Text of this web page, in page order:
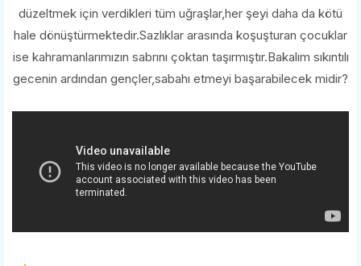
düzeltmek için verdikleri tüm uğraşlar,her şeyi daha da kötü
hale dönüştürmektedir.Sazlıklar arasında koşuşturan çocuklar
ise kahramanlarımızın sabrını çoktan taşırmıştır.Bakalım sıkıntılı
gecenin ardından gençler,sabahı etmeyi başarabilecek midir?